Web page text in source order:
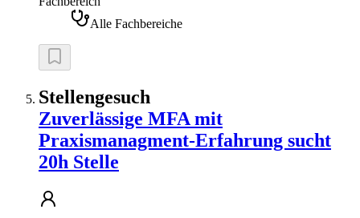
Alle Fachbereiche
Stellengesuch
Zuverlässige MFA mit
Praxismanagment-Erfahrung sucht
20h Stelle